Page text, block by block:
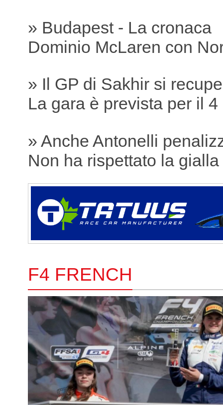
» Budapest - La cronaca
Dominio McLaren con
» Il GP di Sakhir si
La gara è prevista per il 4
» Anche Antonelli
Non ha rispettato la gialla
F4 FRENCH